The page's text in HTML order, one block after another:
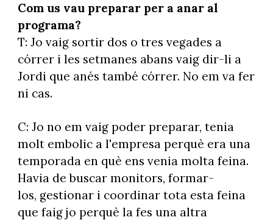
Com us vau preparar per a anar al
programa?
T: Jo vaig sortir dos o tres vegades a
córrer i les setmanes abans vaig dir-li a
Jordi que anés també córrer. No em va fer
ni cas.
C: Jo no em vaig poder preparar, tenia
molt embolic a l'empresa perquè era una
temporada en què ens venia molta feina.
Havia de buscar monitors, formar-
los, gestionar i coordinar tota esta feina
que faig jo perquè la fes una altra